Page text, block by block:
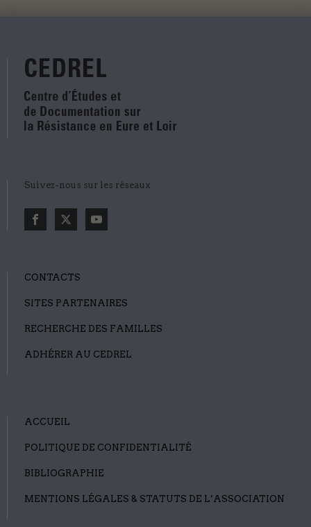
Suivez-nous sur les réseaux
CONTACTS
SITES PARTENAIRES
RECHERCHE DES FAMILLES
ADHÉRER AU CEDREL
ACCUEIL
POLITIQUE DE CONFIDENTIALITÉ
BIBLIOGRAPHIE
MENTIONS LÉGALES & STATUTS DE L’ASSOCIATION